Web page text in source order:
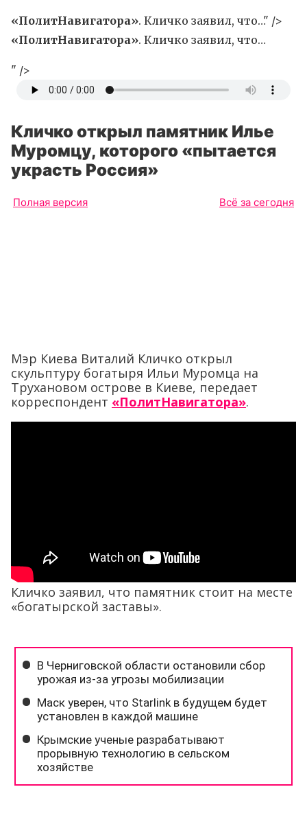
«ПолитНавигатора». Кличко заявил, что…" />
«ПолитНавигатора». Кличко заявил, что…
" />
Кличко открыл памятник Илье
Муромцу, которого «пытается
украсть Россия»
Полная версия Всё за сегодня
Мэр Киева Виталий Кличко открыл
скульптуру богатыря Ильи Муромца на
Трухановом острове в Киеве, передает
корреспондент «ПолитНавигатора».
Кличко заявил, что памятник стоит на месте
«богатырской заставы».